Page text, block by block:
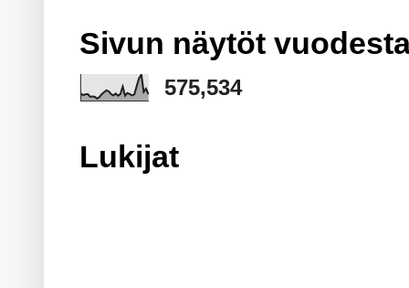
Sivun näytöt
575,534
Lukijat